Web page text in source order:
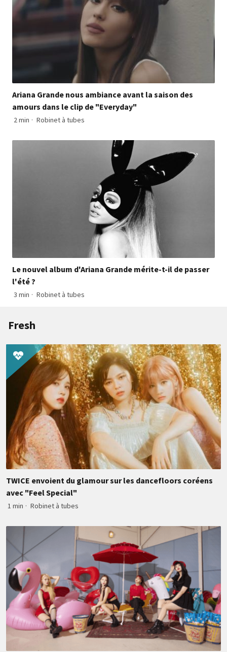
Ariana Grande nous ambiance avant la saison des
amours dans le clip de "Everyday"
2 min · Robinet à tubes
Le nouvel album d'Ariana Grande mérite-t-il de passer
l'été ?
3 min · Robinet à tubes
Fresh
TWICE envoient du glamour sur les dancefloors coréens
avec "Feel Special"
1 min · Robinet à tubes